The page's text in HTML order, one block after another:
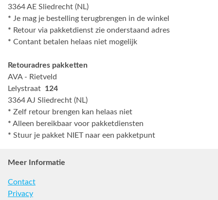
3364 AE Sliedrecht (NL)
* Je mag je bestelling terugbrengen in de winkel
* Retour via pakketdienst zie onderstaand adres
* Contant betalen helaas niet mogelijk
Retouradres pakketten
AVA - Rietveld
Lelystraat 124
3364 AJ Sliedrecht (NL)
* Zelf retour brengen kan helaas niet
* Alleen bereikbaar voor pakketdiensten
* Stuur je pakket NIET naar een pakketpunt
Meer Informatie
Contact
Privacy